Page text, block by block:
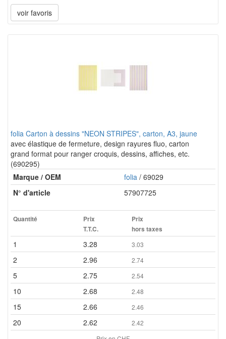
voir favoris
folia Carton à dessins "NEON STRIPES", carton, A3, jaune
avec élastique de fermeture, design rayures fluo, carton
grand format pour ranger croquis, dessins, affiches, etc.
(690295)
Marque / OEM
folia / 69029
N° d'article
57907725
Quantité
Prix
T.T.C.
Prix
hors taxes
1 3.28 3.03
2 2.96 2.74
5 2.75 2.54
10 2.68 2.48
15 2.66 2.46
20 2.62
2.42